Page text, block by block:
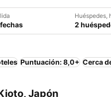
Huéspedes,
2
Puntuación: 8,0+ Cerca
Japón